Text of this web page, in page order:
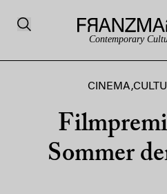
Contemporary
CINEMA,
Sommer